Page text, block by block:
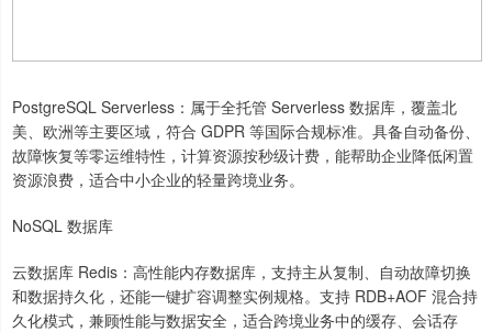
PostgreSQL Serverless：属于全托管 Serverless 数据库，覆盖北
美、欧洲等主要区域，符合 GDPR 等国际合规标准。具备自动备份、
故障恢复等零运维特性，计算资源按秒级计费，能帮助企业降低闲置
资源浪费，适合中小企业的轻量跨境业务。
NoSQL 数据库
云数据库 Redis：高性能内存数据库，支持主从复制、自动故障切换
和数据持久化，还能一键扩容调整实例规格。支持 RDB+AOF 混合持
久化模式，兼顾性能与数据安全，适合跨境业务中的缓存、会话存